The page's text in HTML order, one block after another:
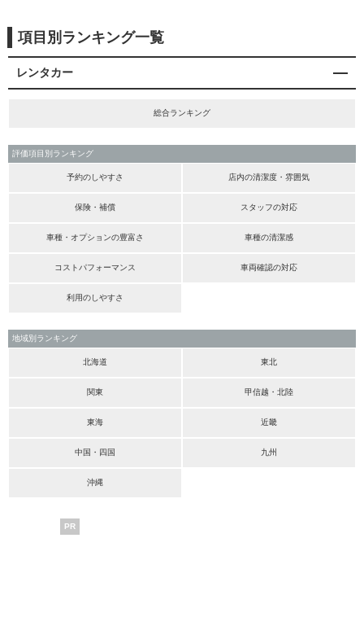
項目別ランキング一覧
レンタカー
総合ランキング
評価項目別ランキング
予約のしやすさ 店内の清潔度・雰囲気
保険・補償 スタッフの対応
車種・オプションの豊富さ 車種の清潔感
コストパフォーマンス 車両確認の対応
利用のしやすさ
地域別ランキング
北海道 東北
関東 甲信越・北陸
東海 近畿
中国・四国 九州
沖縄
PR